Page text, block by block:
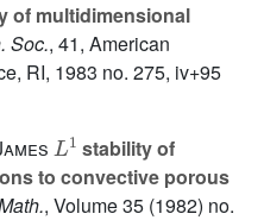
of multidimensional
Soc., 41, American
RI, 1983 no. 275, iv+95
1
stability of
to convective porous
, Volume 35 (1982) no.